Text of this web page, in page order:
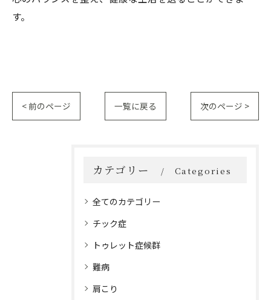
す。
< 前のページ 一覧に戻る 次のページ >
カテゴリー Categories
全てのカテゴリー
チック症
トゥレット症候群
難病
肩こり